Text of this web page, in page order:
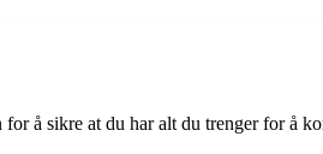
å sikre at du har alt du trenger for å